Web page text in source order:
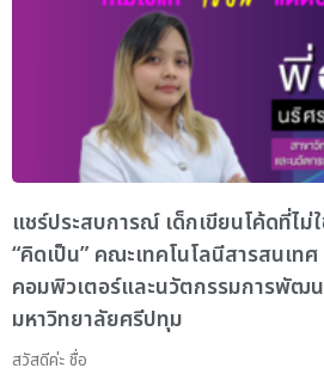
แชร์ประสบการณ์ เด็กเขียนโค้ดที่ไม่
“คิดเป็น” คณะเทคโนโลนีสารสนเท
คอมพิวเตอร์และนวัตกรรมการพัฒ
มหาวิทยาลัยศรีปทุม
สวัสดีค่ะ ชื่อ